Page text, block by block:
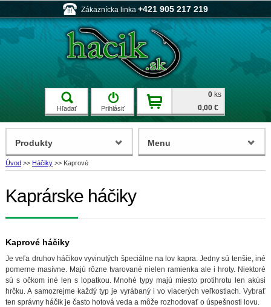
Zákaznícka linka +421 905 217 219
Hľadať Prihlásiť
0 ks
0,00 €
Úvod >> Háčiky >> Kaprové
Kaprárske háčiky
Kaprové háčiky
Je veľa druhov háčikov vyvinutých špeciálne na lov kapra. Jedny sú tenšie, iné
pomerne masívne. Majú rôzne tvarované nielen ramienka ale i hroty. Niektoré
sú s očkom iné len s lopatkou. Mnohé typy majú miesto protihrotu len akúsi
hrčku. A samozrejme každý typ je vyrábaný i vo viacerých veľkostiach. Vybrať
ten správny háčik je často hotová veda a môže rozhodovať o úspešnosti lovu.
Produkty Menu